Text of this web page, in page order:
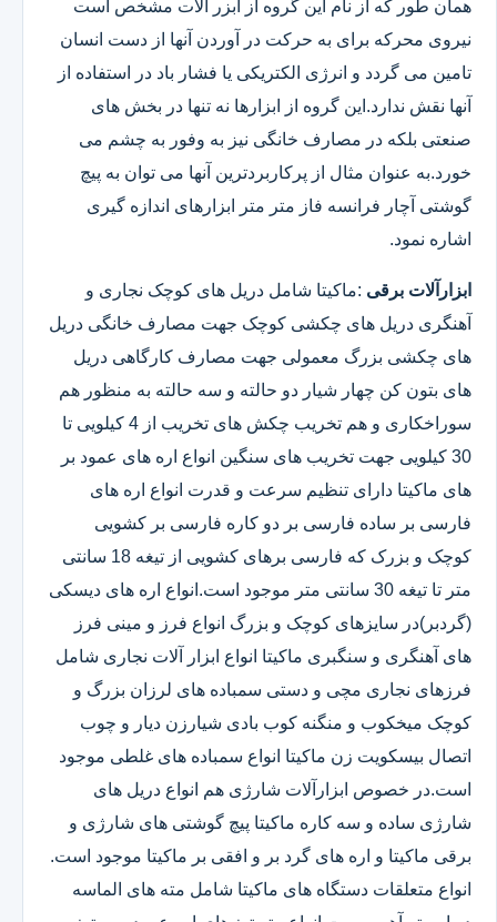
همان طور که از نام این گروه از ابزر آلات مشخص است
نیروی محرکه برای به حرکت در آوردن آنها از دست انسان
تامین می گردد و انرژی الکتریکی یا فشار باد در استفاده از
آنها نقش ندارد.این گروه از ابزارها نه تنها در بخش های
صنعتی بلکه در مصارف خانگی نیز به وفور به چشم می
خورد.به عنوان مثال از پرکاربردترین آنها می توان به پیچ
گوشتی آچار فرانسه فاز متر متر ابزارهای اندازه گیری
اشاره نمود.
ابزارآلات برقی :ماکیتا شامل دریل های کوچک نجاری و
آهنگری دریل های چکشی کوچک جهت مصارف خانگی دریل
های چکشی بزرگ معمولی جهت مصارف کارگاهی دریل
های بتون کن چهار شیار دو حالته و سه حالته به منظور هم
سوراخکاری و هم تخریب چکش های تخریب از 4 کیلویی تا
30 کیلویی جهت تخریب های سنگین انواع اره های عمود بر
های ماکیتا دارای تنظیم سرعت و قدرت انواع اره های
فارسی بر ساده فارسی بر دو کاره فارسی بر کشویی
کوچک و بزرک که فارسی برهای کشویی از تیغه 18 سانتی
متر تا تیغه 30 سانتی متر موجود است.انواع اره های دیسکی
(گردبر)در سایزهای کوچک و بزرگ انواع فرز و مینی فرز
های آهنگری و سنگبری ماکیتا انواع ابزار آلات نجاری شامل
فرزهای نجاری مچی و دستی سمباده های لرزان بزرگ و
کوچک میخکوب و منگنه کوب بادی شیارزن دیار و چوب
اتصال بیسکویت زن ماکیتا انواع سمباده های غلطی موجود
است.در خصوص ابزارآلات شارژی هم انواع دریل های
شارژی ساده و سه کاره ماکیتا پیچ گوشتی های شارژی و
برقی ماکیتا و اره های گرد بر و افقی بر ماکیتا موجود است.
انواع متعلقات دستگاه های ماکیتا شامل مته های الماسه